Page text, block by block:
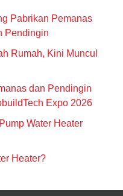
Pabrikan Pemanas
Pendingin
Rumah, Kini Muncul
dan Pendingin
Expo 2026
Water Heater
Heater?